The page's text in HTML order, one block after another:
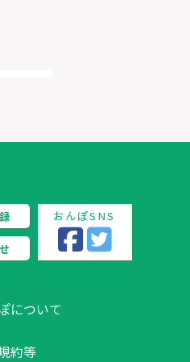
おんぽSNS
について
約等